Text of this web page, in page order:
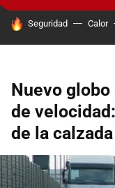
HOY SE HABLA DE
Seguridad Calor
Nuevo
de
de la calzada